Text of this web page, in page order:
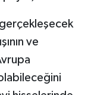
ve